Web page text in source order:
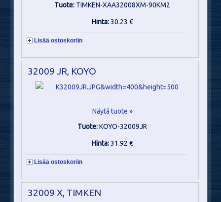
Tuote: TIMKEN-XAA32008XM-90KM2
Hinta:30.23 €
Lisää ostoskoriin
32009 JR, KOYO
Näytä tuote »
Tuote:KOYO-32009JR
Hinta:31.92 €
Lisää ostoskoriin
32009 X, TIMKEN